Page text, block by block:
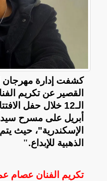
كشفت إدارة مهرجان
القصير عن تكريم
أبريل على مسرح سيد
الإسكندرية"، حيث
الذهبية للإبداع".